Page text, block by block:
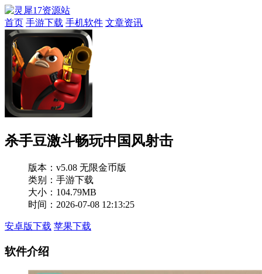
首页 手游下载 手机软件 文章资讯
杀手豆激斗畅玩中国风射击
版本： v5.08 无限金币版
类别：手游下载
大小：104.79MB
时间：2026-07-08 12:13:25
安卓版下载 苹果下载
软件介绍